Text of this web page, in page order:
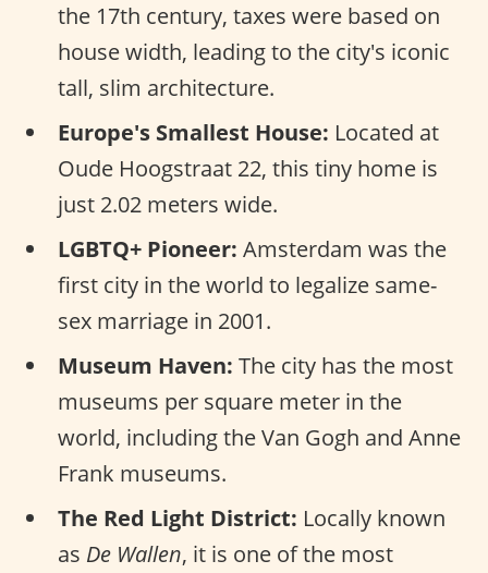
the 17th century, taxes were based on
house width, leading to the city's iconic
tall, slim architecture.
Europe's Smallest House: Located at
Oude Hoogstraat 22, this tiny home is
just 2.02 meters wide.
LGBTQ+ Pioneer: Amsterdam was the
first city in the world to legalize same-
sex marriage in 2001.
Museum Haven: The city has the most
museums per square meter in the
world, including the Van Gogh and Anne
Frank museums.
The Red Light District: Locally known
as De Wallen, it is one of the most